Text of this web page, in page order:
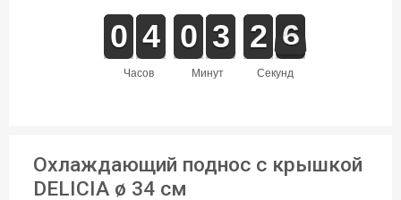
часов
9
9
0
0 3
3
4
4
минут
9
9
0
0 2
2
3
3
секунд
3
2
2 6
6
5
Охлаждающий поднос с крышкой
DELICIA ø 34 см